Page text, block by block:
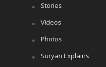
Stories
Videos
Photos
Suryan Explains